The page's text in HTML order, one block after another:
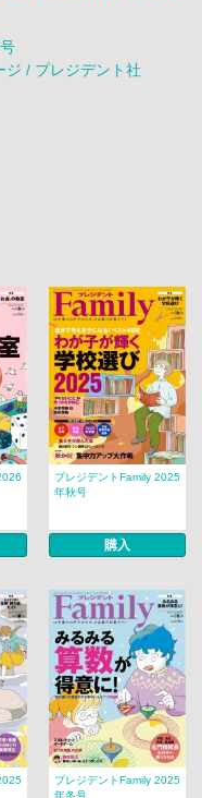
ジ / プレジデント社
プレジデントFamily 2025
年秋号
購入
プレジデントFamily 2025
年冬号